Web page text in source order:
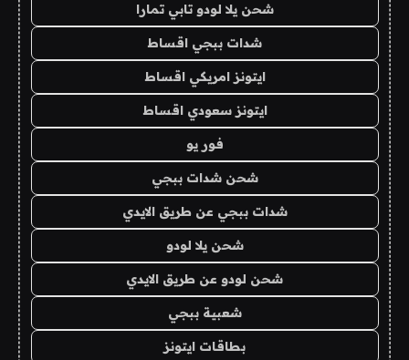
شحن يلا لودو تابي تمارا
شدات ببجي اقساط
ايتونز امريكي اقساط
ايتونز سعودي اقساط
فور يو
شحن شدات ببجي
شدات ببجي عن طريق الايدي
شحن يلا لودو
شحن لودو عن طريق الايدي
شعبية ببجي
بطاقات ايتونز